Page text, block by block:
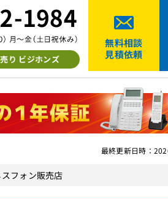
り ビジホンズ
無料相談
見積依頼
最終更新日時：
フォン販売店